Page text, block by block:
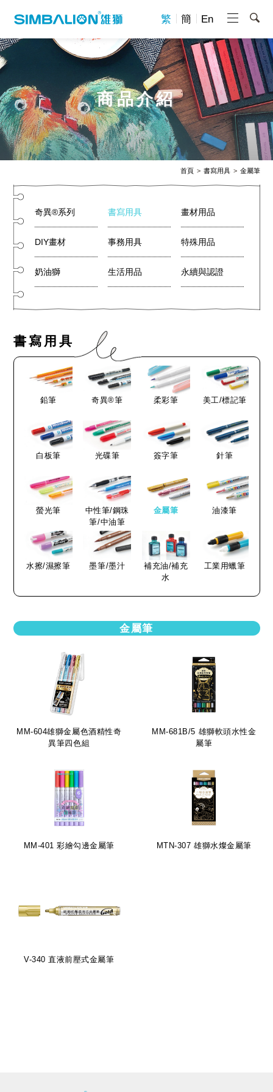
繁 簡 En
商品介紹
首頁 書寫用具 金屬筆
奇異®系列 書寫用具 畫材用品
DIY畫材 事務用具 特殊用品
奶油獅 生活用品 永續與認證
書寫用具
鉛筆 奇異®筆 柔彩筆 美工/標記筆
白板筆 光碟筆 簽字筆 針筆
螢光筆
中性筆/鋼珠
筆/中油筆
金屬筆 油漆筆
水擦/濕擦筆 墨筆/墨汁
補充油/補充
水
工業用蠟筆
金屬筆
MM-604雄獅金屬色酒精性奇
異筆四色組
MM-681B/5 雄獅軟頭水性金
屬筆
MM-401 彩繪勾邊金屬筆 MTN-307 雄獅水燦金屬筆
V-340 直液前壓式金屬筆